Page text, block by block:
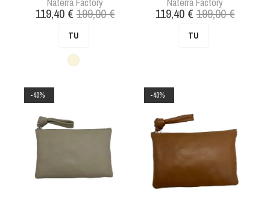
Prix
119,40 €Prix
base
199,00 €
TU
Crème
Prix
119,40 €Prix
base
199,00 €
TU
-40% -40%